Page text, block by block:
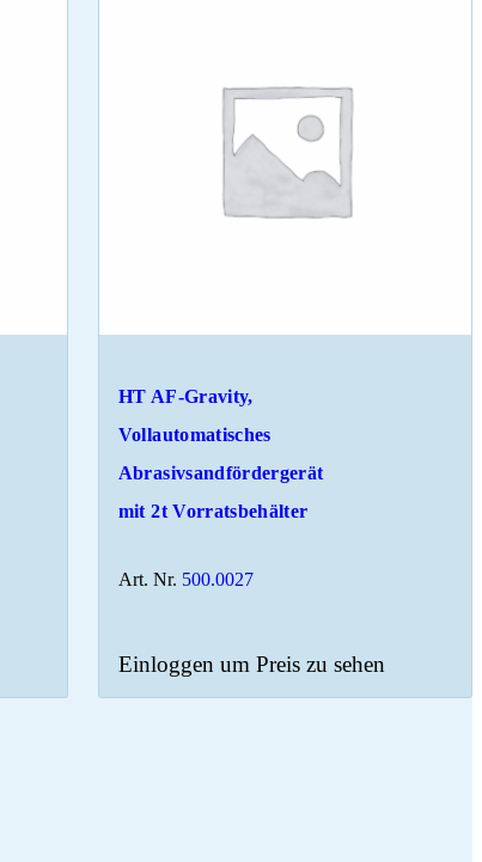
HT AF-Gravity,
Vollautomatisches
Abrasivsandfördergerät
mit 2t Vorratsbehälter
Art. Nr. 500.0027
Einloggen um Preis zu sehen